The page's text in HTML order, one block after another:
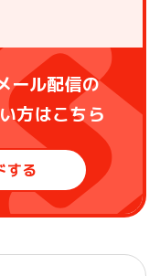
ール配信の
方はこちら
する